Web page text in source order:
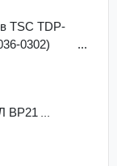
TSC TDP-
0302)
BP21